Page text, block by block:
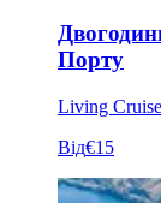
Порту
Living Cruise
Від€15